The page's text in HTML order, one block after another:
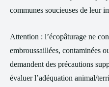
communes soucieuses de leur
Attention : l’écopâturage ne
embroussaillées, contaminées
demandent des précautions
évaluer l’adéquation animal/